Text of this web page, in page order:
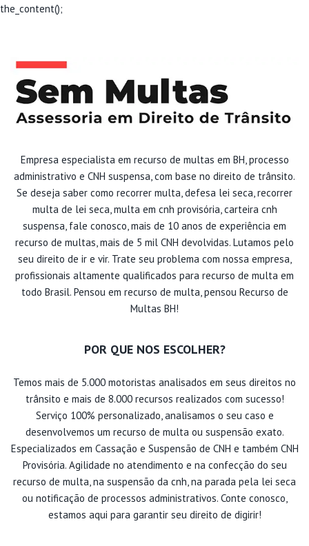
the_content();
Empresa especialista em recurso de multas em BH, processo
administrativo e CNH suspensa, com base no direito de trânsito.
Se deseja saber como recorrer multa, defesa lei seca, recorrer
multa de lei seca, multa em cnh provisória, carteira cnh
suspensa, fale conosco, mais de 10 anos de experiência em
recurso de multas, mais de 5 mil CNH devolvidas. Lutamos pelo
seu direito de ir e vir. Trate seu problema com nossa empresa,
profissionais altamente qualificados para recurso de multa em
todo Brasil. Pensou em recurso de multa, pensou Recurso de
Multas BH!
POR QUE NOS ESCOLHER?
Temos mais de 5.000 motoristas analisados em seus direitos no
trânsito e mais de 8.000 recursos realizados com sucesso!
Serviço 100% personalizado, analisamos o seu caso e
desenvolvemos um recurso de multa ou suspensão exato.
Especializados em Cassação e Suspensão de CNH e também CNH
Provisória. Agilidade no atendimento e na confecção do seu
recurso de multa, na suspensão da cnh, na parada pela lei seca
ou notificação de processos administrativos. Conte conosco,
estamos aqui para garantir seu direito de digirir!